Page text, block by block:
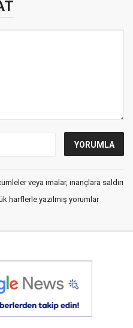
veya imalar, inançlara saldırı
harflerle yazılmış yorumlar